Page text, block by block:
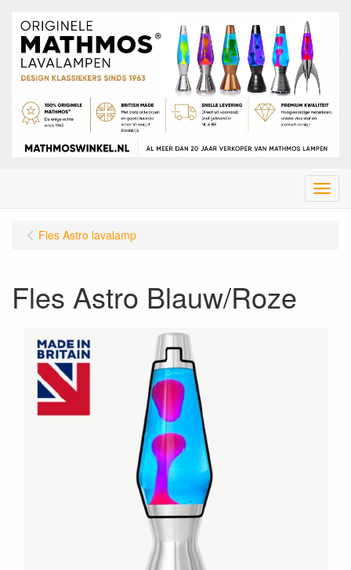
Menu
Fles Astro lavalamp
Fles Astro Blauw/Roze